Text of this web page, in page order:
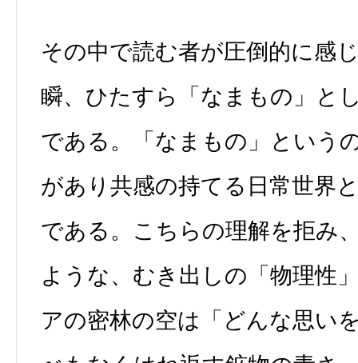
その中で読む者が圧倒的に感
瞬、ひたすら「なまもの」と
である。「なまもの」という
があり共感の持てる日常世界
である。こちらの理解を拒み
ような、むき出しの「物理性
アの密林の空は「どんな思い